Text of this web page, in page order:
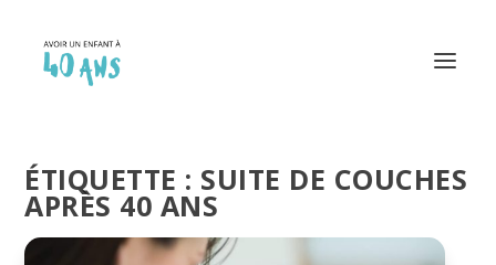
ÉTIQUETTE : SUITE DE COUCHES
APRÈS 40 ANS